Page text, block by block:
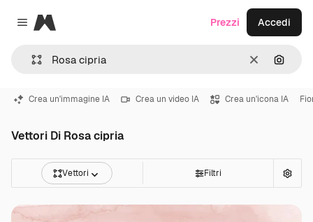
Close menu
Magnific
CancellaCerca
Prezzi Accedi
Crea un'immagine IA Crea un video IA Crea un'icona IA
Vettori Di Rosa cipria
Vettori Filtri